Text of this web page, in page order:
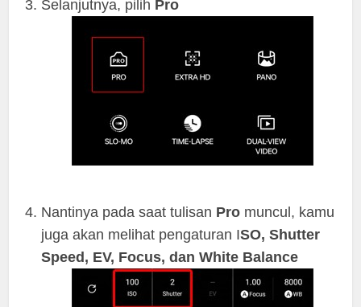
Selanjutnya, pilih Pro
Nantinya pada saat tulisan Pro muncul, kamu
juga akan melihat pengaturan ISO, Shutter
Speed, EV, Focus, dan White Balance